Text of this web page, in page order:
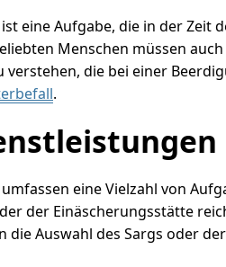
eine Aufgabe, die in der
Menschen müssen
verstehen, die bei einer
.
eine Vielzahl von
der Einäscherungsstätte
die Auswahl des Sargs oder